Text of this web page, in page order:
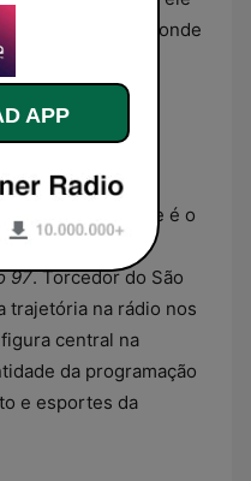
FM desde 1999, onde
função de locutor
esportivo.
atua como
da emissora e é o
mediador do
97. Torcedor do São
trajetória na rádio nos
central na
da programação
e esportes da
APP